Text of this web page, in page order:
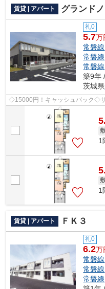
賃貸 | アパート グランド
礼0
5.7万
常磐線
常磐線
常磐線
築9年
茨城県
◇15000円！キャッシュバック◇
1
1
賃貸 | アパート ＦＫ３
礼0
6.2万
常磐線
常磐線
常磐線